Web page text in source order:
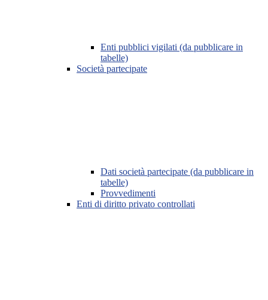
Enti pubblici vigilati (da pubblicare in
tabelle)
Società partecipate
Dati società partecipate (da pubblicare in
tabelle)
Provvedimenti
Enti di diritto privato controllati